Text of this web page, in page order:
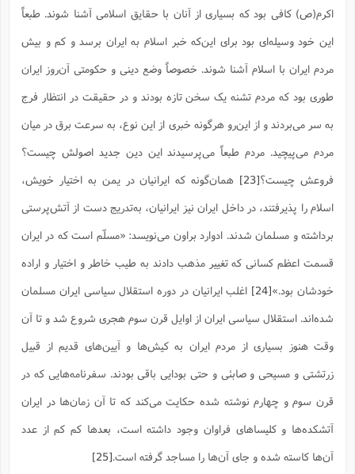
اکرم(ص) کافى بود که بسیارى از آنان با حقایق اسلامى آشنا شوند. طبعاً
این خود وسیله‌اى بود براى این‌که خبر اسلام به ایران برسد و کم و بیش
مردم ایران با اسلام آشنا شوند. خصوصاً وضع دینى و حکومتى آن‌روز ایران
طورى بود که مردم تشنه یک سخن تازه بودند و در حقیقت در انتظار فرج
به سر مى‌بردند و از این‌رو هرگونه خبرى از این نوع، به سرعت برق در میان
مردم مى‌پیچید. مردم طبعاً مى‌پرسیدند این دین جدید اصولش چیست؟
فروعش چیست؟[23]
همان‌گونه که ایرانیان در یمن به اختیار خویش،
اسلام را پذیرفتند، در داخل ایران نیز ایرانیان، به‌تدریج دست از آتش‌پرستی
برداشته و مسلمان شدند. ادوارد براون می‌نویسد: «مسلّم است که در ایران
قسمت اعظم کسانی که تغییر مذهب دادند به طیب خاطر و اختیار و اراده
خودشان بود.»[24]
اغلب ایرانیان در دوره استقلال سیاسى ایران مسلمان
شده‌اند. استقلال سیاسى ایران از اوایل قرن سوم هجرى شروع شد و تا آن
وقت هنوز بسیارى از مردم ایران به کیش‌ها و آیین‌هاى قدیم از قبیل
زرتشتى و مسیحى و صابئى و حتى بودایى باقى بودند. سفرنامه‌هایى که در
قرن سوم و چهارم نوشته شده حکایت مى‌کند که تا آن زمان‌ها در ایران
آتشکده‌ها و کلیساهاى فراوان وجود داشته است، بعدها کم کم از عدد
آن‌ها کاسته شده و جاى آن‌ها را مساجد گرفته است.[25]